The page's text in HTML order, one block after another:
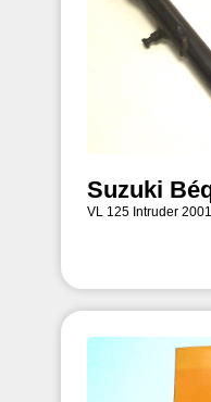
Suzuki
VL 125 Intruder